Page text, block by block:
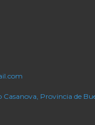
Casanova, Provincia de